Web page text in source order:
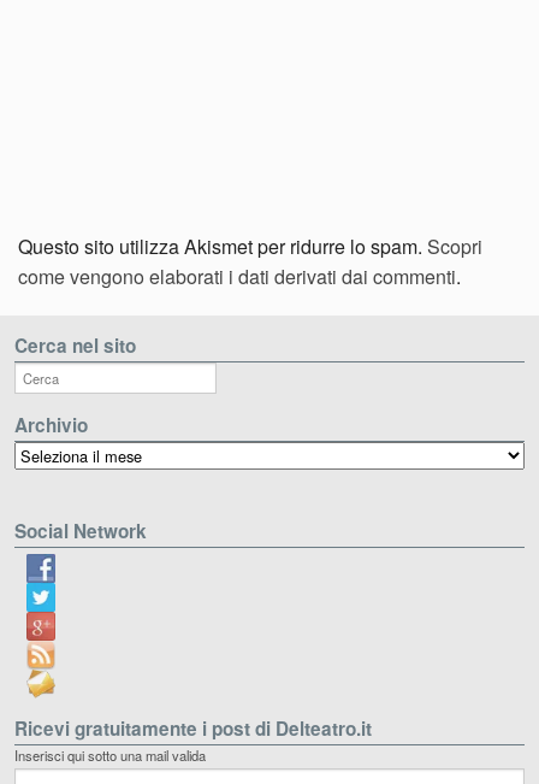
Questo sito utilizza Akismet per ridurre lo spam. Scopri
come vengono elaborati i dati derivati dai commenti.
Cerca nel sito
Archivio
Archivio
Social Network
Ricevi gratuitamente i post di Delteatro.it
Inserisci qui sotto una mail valida